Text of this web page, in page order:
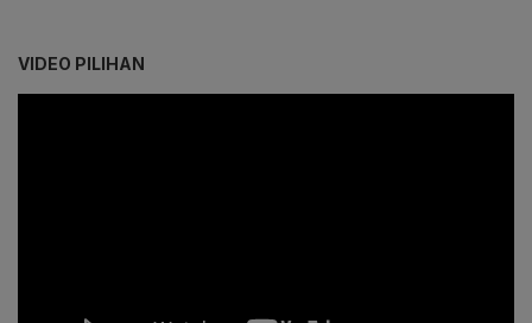
VIDEO PILIHAN